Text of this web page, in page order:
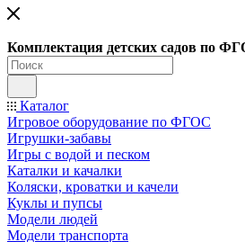
Комплектация детских садов по
Каталог
Игровое оборудование по ФГОС
Игрушки-забавы
Игры с водой и песком
Каталки и качалки
Коляски, кроватки и качели
Куклы и пупсы
Модели людей
Модели транспорта